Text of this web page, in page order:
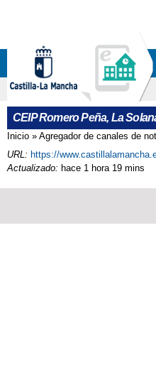
CEIP Romero Peña, La
Se encuentra
Inicio » Agregador de canales de
URL: https://
Actualizado: hace 1 hora 19 mins